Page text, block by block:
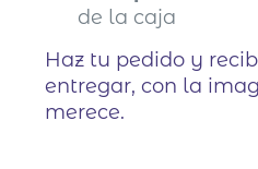
de la caja
Haz tu pedido y
entregar, con la
merece.